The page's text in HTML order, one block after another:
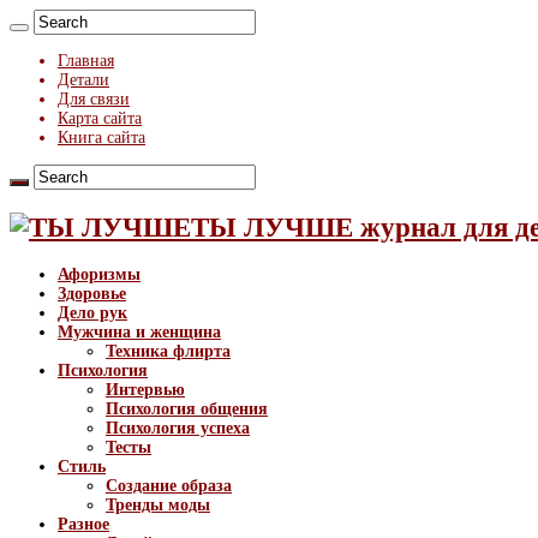
Главная
Детали
Для связи
Карта сайта
Книга сайта
ТЫ ЛУЧШЕ журнал для
Афоризмы
Здоровье
Дело рук
Мужчина и женщина
Техника флирта
Психология
Интервью
Психология общения
Психология успеха
Тесты
Стиль
Создание образа
Тренды моды
Разное